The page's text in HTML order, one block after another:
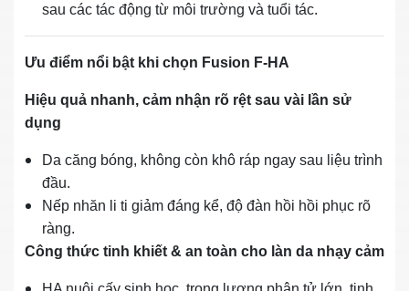
sau các tác động từ môi trường và tuổi tác.
Ưu điểm nổi bật khi chọn Fusion F‑HA
Hiệu quả nhanh, cảm nhận rõ rệt sau vài lần sử
dụng
Da căng bóng, không còn khô ráp ngay sau liệu trình
đầu.
Nếp nhăn li ti giảm đáng kể, độ đàn hồi hồi phục rõ
ràng.
Công thức tinh khiết & an toàn cho làn da nhạy cảm